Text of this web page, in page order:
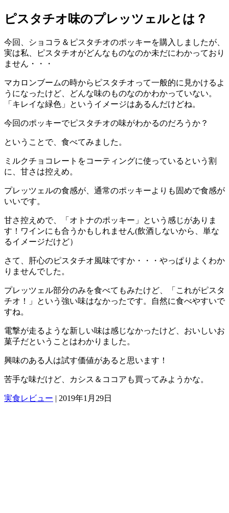
ピスタチオ味のプレッツェルとは？
今回、ショコラ＆ピスタチオのポッキーを購入しましたが、
実は私、ピスタチオがどんなものなのか未だにわかっており
ません・・・
マカロンブームの時からピスタチオって一般的に見かけるよ
うになったけど、どんな味のものなのかわかっていない。
「キレイな緑色」というイメージはあるんだけどね。
今回のポッキーでピスタチオの味がわかるのだろうか？
ということで、食べてみました。
ミルクチョコレートをコーティングに使っているという割
に、甘さは控えめ。
プレッツェルの食感が、通常のポッキーよりも固めで食感が
いいです。
甘さ控えめで、「オトナのポッキー」という感じがありま
す！ワインにも合うかもしれません(飲酒しないから、単な
るイメージだけど）
さて、肝心のピスタチオ風味ですか・・・やっぱりよくわか
りませんでした。
プレッツェル部分のみを食べてもみたけど、「これがピスタ
チオ！」という強い味はなかったです。自然に食べやすいで
すね。
電撃が走るような新しい味は感じなかったけど、おいしいお
菓子だということはわかりました。
興味のある人は試す価値があると思います！
苦手な味だけど、カシス＆ココアも買ってみようかな。
実食レビュー | 2019年1月29日